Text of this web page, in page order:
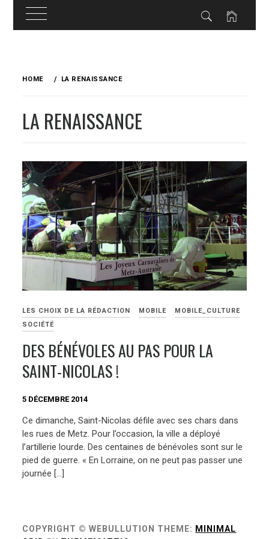
HOME LA RENAISSANCE
LA RENAISSANCE
LES CHOIX DE LA RÉDACTION MOBILE
MOBILE_CULTURE
SOCIÉTÉ
DES BÉNÉVOLES AU PAS POUR LA
SAINT-NICOLAS !
5 DÉCEMBRE 2014
Ce dimanche, Saint-Nicolas défile avec ses chars dans
les rues de Metz. Pour l’occasion, la ville a déployé
l’artillerie lourde. Des centaines de bénévoles sont sur le
pied de guerre. « En Lorraine, on ne peut pas passer une
journée […]
COPYRIGHT © WEBULLUTION THEME: MINIMAL